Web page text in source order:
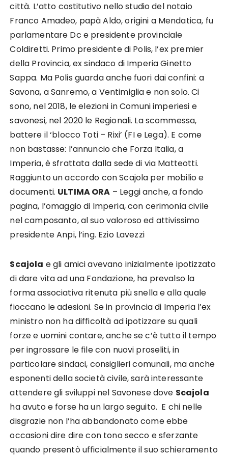
città. L’atto costitutivo nello studio del notaio
Franco Amadeo, papà Aldo, origini a Mendatica, fu
parlamentare Dc e presidente provinciale
Coldiretti. Primo presidente di Polis, l’ex premier
della Provincia, ex sindaco di Imperia Ginetto
Sappa. Ma Polis guarda anche fuori dai confini: a
Savona, a Sanremo, a Ventimiglia e non solo. Ci
sono, nel 2018, le elezioni in Comuni imperiesi e
savonesi, nel 2020 le Regionali. La scommessa,
battere il ‘blocco Toti – Rixi’ (FI e Lega). E come
non bastasse: l’annuncio che Forza Italia, a
Imperia, è sfrattata dalla sede di via Matteotti.
Raggiunto un accordo con Scajola per mobilio e
documenti. ULTIMA ORA – Leggi anche, a fondo
pagina, l’omaggio di Imperia, con cerimonia civile
nel camposanto, al suo valoroso ed attivissimo
presidente Anpi, l’ing. Ezio Lavezzi
Scajola e gli amici avevano inizialmente ipotizzato
di dare vita ad una Fondazione, ha prevalso la
forma associativa ritenuta più snella e alla quale
fioccano le adesioni. Se in provincia di Imperia l’ex
ministro non ha difficoltà ad ipotizzare su quali
forze e uomini contare, anche se c’è tutto il tempo
per ingrossare le file con nuovi proseliti, in
particolare sindaci, consiglieri comunali, ma anche
esponenti della società civile, sarà interessante
attendere gli sviluppi nel Savonese dove Scajola
ha avuto e forse ha un largo seguito. E chi nelle
disgrazie non l’ha abbandonato come ebbe
occasioni dire dire con tono secco e sferzante
quando presentò ufficialmente il suo schieramento